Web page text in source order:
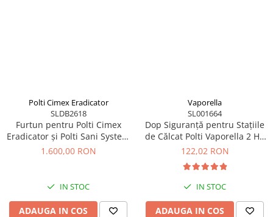
Polti Cimex Eradicator
SLDB2618
Furtun pentru Polti Cimex
Eradicator și Polti Sani System
Business
1.600,00 RON
IN STOC
ADAUGA IN COS
Vaporella
SL001664
Dop Siguranță pentru Stațiile
de Călcat Polti Vaporella 2 HP
și Vaporella Super Pro
122,02 RON
IN STOC
ADAUGA IN COS